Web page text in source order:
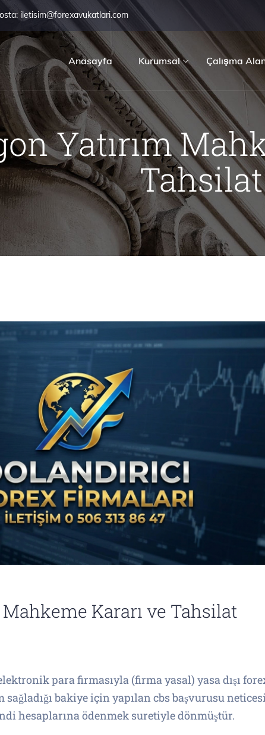
iletisim@forexavukatlari.com
Anasayfa Kurumsal Çalışma
Yatırım
Tahsilat
Mahkeme Kararı ve Tahsilat
para firmasıyla (firma yasal) yasa dışı
sağladığı bakiye için yapılan cbs başvurusu
hesaplarına ödenmek suretiyle dönmüştür.